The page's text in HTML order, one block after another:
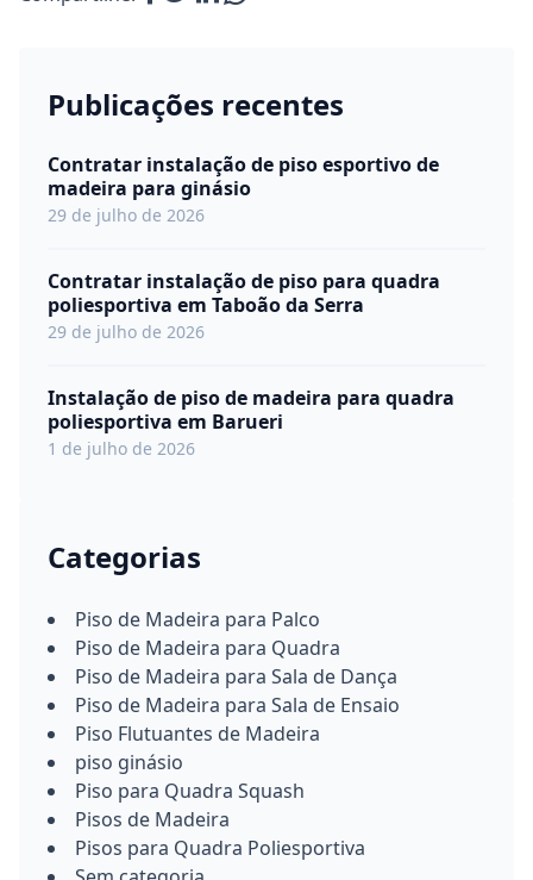
Publicações recentes
Contratar instalação de piso esportivo de
madeira para ginásio
29 de julho de 2026
Contratar instalação de piso para quadra
poliesportiva em Taboão da Serra
29 de julho de 2026
Instalação de piso de madeira para quadra
poliesportiva em Barueri
1 de julho de 2026
Categorias
Piso de Madeira para Palco
Piso de Madeira para Quadra
Piso de Madeira para Sala de Dança
Piso de Madeira para Sala de Ensaio
Piso Flutuantes de Madeira
piso ginásio
Piso para Quadra Squash
Pisos de Madeira
Pisos para Quadra Poliesportiva